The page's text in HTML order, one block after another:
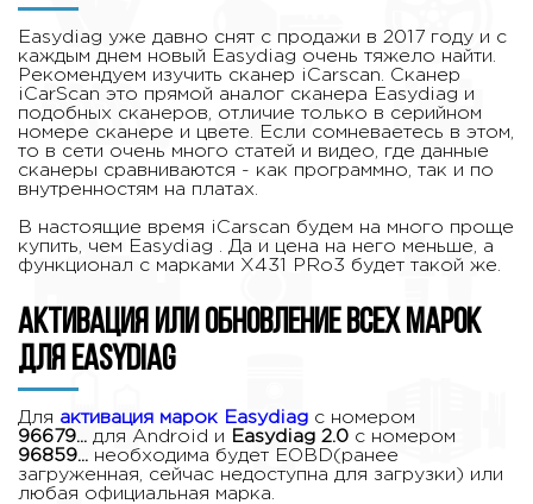
Easydiag уже давно снят с продажи в 2017 году и с
каждым днем новый Easydiag очень тяжело найти.
Рекомендуем изучить сканер iCarscan. Сканер
iCarScan это прямой аналог сканера Easydiag и
подобных сканеров, отличие только в серийном
номере сканере и цвете. Если сомневаетесь в этом,
то в сети очень много статей и видео, где данные
сканеры сравниваются - как программно, так и по
внутренностям на платах.
В настоящие время iCarscan будем на много проще
купить, чем Easydiag . Да и цена на него меньше, а
функционал с марками X431 PRo3 будет такой же.
Активация или обновление всех марок
для Easydiag
Для активация марок Easydiag с номером
96679... для Android и Easydiag 2.0 с номером
96859... необходима будет EOBD(ранее
загруженная, сейчас недоступна для загрузки) или
любая официальная марка.